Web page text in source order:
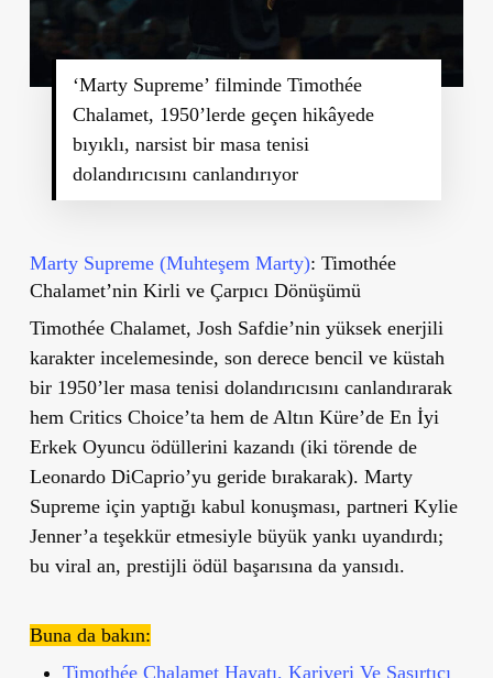
‘Marty Supreme’ filminde Timothée
Chalamet, 1950’lerde geçen hikâyede
bıyıklı, narsist bir masa tenisi
dolandırıcısını canlandırıyor
Marty Supreme (Muhteşem Marty): Timothée
Chalamet’nin Kirli ve Çarpıcı Dönüşümü
Timothée Chalamet, Josh Safdie’nin yüksek enerjili
karakter incelemesinde, son derece bencil ve küstah
bir 1950’ler masa tenisi dolandırıcısını canlandırarak
hem Critics Choice’ta hem de Altın Küre’de En İyi
Erkek Oyuncu ödüllerini kazandı (iki törende de
Leonardo DiCaprio’yu geride bırakarak). Marty
Supreme için yaptığı kabul konuşması, partneri Kylie
Jenner’a teşekkür etmesiyle büyük yankı uyandırdı;
bu viral an, prestijli ödül başarısına da yansıdı.
Buna da bakın:
Timothée Chalamet Hayatı, Kariyeri Ve Şaşırtıcı